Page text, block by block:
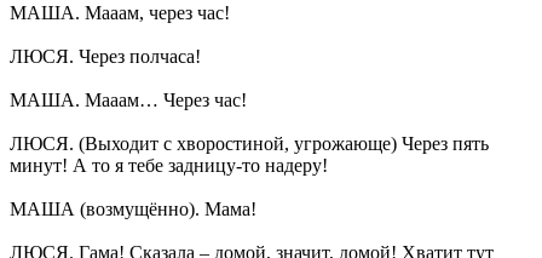
МАША. Мааам, через час!
ЛЮСЯ. Через полчаса!
МАША. Мааам… Через час!
ЛЮСЯ. (Выходит с хворостиной, угрожающе) Через пять
минут! А то я тебе задницу-то надеру!
МАША (возмущённо). Мама!
ЛЮСЯ. Гама! Сказала – домой, значит, домой! Хватит тут